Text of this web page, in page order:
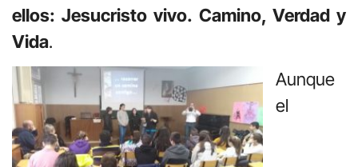
ellos: Jesucristo vivo. Camino, Verdad y
Vida.
Aunque
el